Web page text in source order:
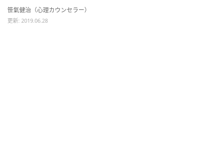
笹氣健治（心理カウンセラー）
更新: 2019.06.28